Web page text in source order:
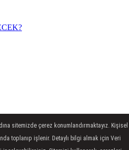
sitemizde çerez konumlandırmaktayız. Kişisel
toplanıp işlenir. Detaylı bilgi almak için Veri